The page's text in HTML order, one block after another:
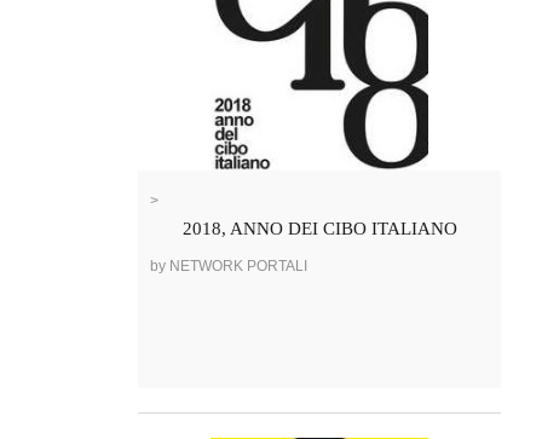
>
2018, ANNO DEI CIBO ITALIANO
by NETWORK PORTALI